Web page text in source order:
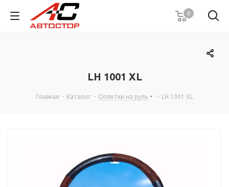
0
LH 1001 XL
Главная - Каталог - Оплетки на руль - LH 1001 XL